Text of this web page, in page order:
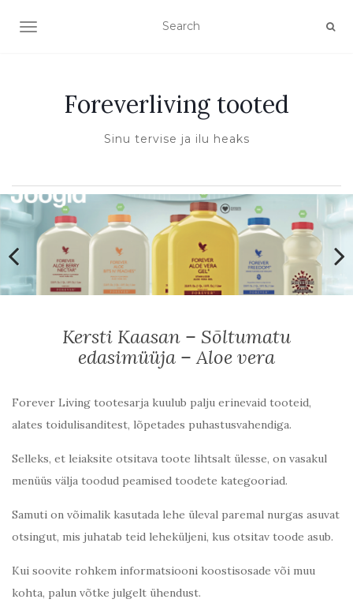
TOGGLE NAVIGATION
Foreverliving tooted
Sinu tervise ja ilu heaks
Kersti Kaasan – Sõltumatu
edasimüüja – Aloe vera
Forever Living tootesarja kuulub palju erinevaid tooteid,
alates toidulisanditest, lõpetades puhastusvahendiga.
Selleks, et leiaksite otsitava toote lihtsalt ülesse, on vasakul
menüüs välja toodud peamised toodete kategooriad.
Samuti on võimalik kasutada lehe üleval paremal nurgas asuvat
otsingut, mis juhatab teid leheküljeni, kus otsitav toode asub.
Kui soovite rohkem informatsiooni koostisosade või muu
kohta, palun võtke julgelt ühendust.